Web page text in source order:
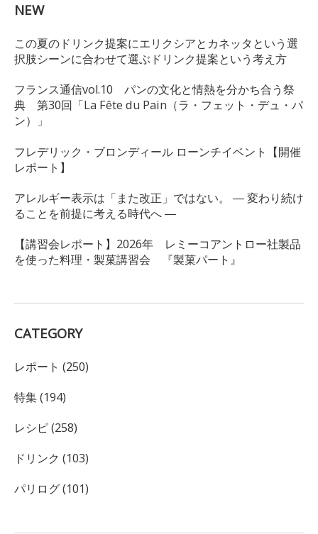
NEW
この夏のドリンク提案にエリクシアとカネッタという選
択肢シーンに合わせて選ぶドリンク提案という考え方
フランス通信vol.10 パンの文化と情熱を分かち合う祭
典 第30回「La Fête du Pain（ラ・フェット・デュ・パ
ン）」
フレデリック・ブロンディール ローンチイベント【開催
レポート】
アレルギー表示は「また改正」ではない。 ― 変わり続け
ることを前提に考える時代へ ―
【講習会レポート】2026年 レミーコアントロー社製品
を使った料理・製菓講習会 『製菓パート』
CATEGORY
レポート (250)
特集 (194)
レシピ (258)
ドリンク (103)
パリログ (101)